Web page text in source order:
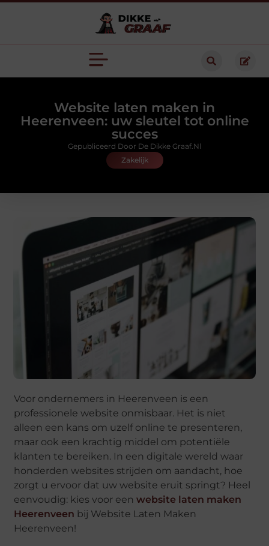
Website laten maken in
Heerenveen: uw sleutel tot online
succes
Zakelijk
Gepubliceerd Door De Dikke Graaf.nl
Voor ondernemers in Heerenveen is een
professionele website onmisbaar. Het is niet
alleen een kans om uzelf online te presenteren,
maar ook een krachtig middel om potentiële
klanten te bereiken. In een digitale wereld waar
honderden websites strijden om aandacht, hoe
zorgt u ervoor dat uw website eruit springt? Heel
eenvoudig: kies voor eenwebsite laten maken
Heerenveen bij Website Laten Maken
Heerenveen!